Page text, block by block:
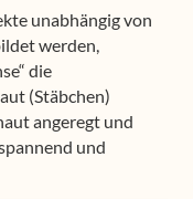
unabhängig von
werden,
die
(Stäbchen)
angeregt und
und